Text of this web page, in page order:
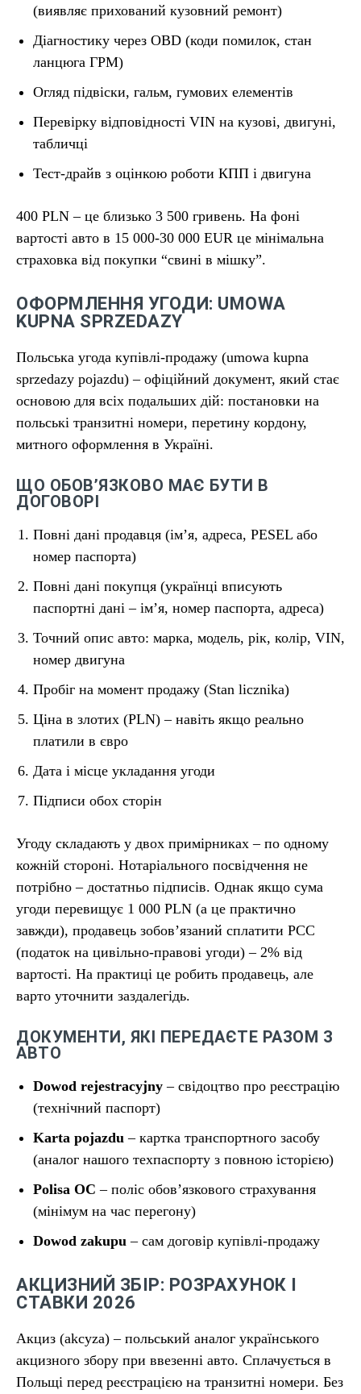
(виявляє прихований кузовний ремонт)
Діагностику через OBD (коди помилок, стан
ланцюга ГРМ)
Огляд підвіски, гальм, гумових елементів
Перевірку відповідності VIN на кузові, двигуні,
табличці
Тест-драйв з оцінкою роботи КПП і двигуна
400 PLN – це близько 3 500 гривень. На фоні
вартості авто в 15 000-30 000 EUR це мінімальна
страховка від покупки “свині в мішку”.
ОФОРМЛЕННЯ УГОДИ: UMOWA
KUPNA SPRZEDAZY
Польська угода купівлі-продажу (umowa kupna
sprzedazy pojazdu) – офіційний документ, який стає
основою для всіх подальших дій: постановки на
польські транзитні номери, перетину кордону,
митного оформлення в Україні.
ЩО ОБОВ’ЯЗКОВО МАЄ БУТИ В
ДОГОВОРІ
Повні дані продавця (ім’я, адреса, PESEL або
номер паспорта)
Повні дані покупця (українці вписують
паспортні дані – ім’я, номер паспорта, адреса)
Точний опис авто: марка, модель, рік, колір, VIN,
номер двигуна
Пробіг на момент продажу (Stan licznika)
Ціна в злотих (PLN) – навіть якщо реально
платили в євро
Дата і місце укладання угоди
Підписи обох сторін
Угоду складають у двох примірниках – по одному
кожній стороні. Нотаріального посвідчення не
потрібно – достатньо підписів. Однак якщо сума
угоди перевищує 1 000 PLN (а це практично
завжди), продавець зобов’язаний сплатити PCC
(податок на цивільно-правові угоди) – 2% від
вартості. На практиці це робить продавець, але
варто уточнити заздалегідь.
ДОКУМЕНТИ, ЯКІ ПЕРЕДАЄТЕ РАЗОМ З
АВТО
Dowod rejestracyjny – свідоцтво про реєстрацію
(технічний паспорт)
Karta pojazdu – картка транспортного засобу
(аналог нашого техпаспорту з повною історією)
Polisa OC – поліс обов’язкового страхування
(мінімум на час перегону)
Dowod zakupu – сам договір купівлі-продажу
АКЦИЗНИЙ ЗБІР: РОЗРАХУНОК І
СТАВКИ 2026
Акциз (akcyza) – польський аналог українського
акцизного збору при ввезенні авто. Сплачується в
Польщі перед реєстрацією на транзитні номери. Без